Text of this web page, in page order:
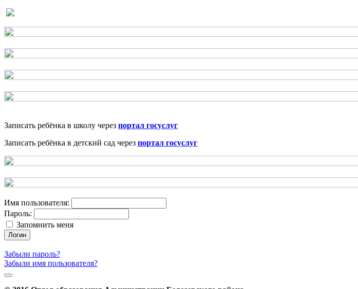
Записать ребёнка в школу через портал госуслуг
Записать ребёнка в детский сад через портал госуслуг
Имя пользователя:
Пароль:
Запомнить меня
Логин
Забыли пароль?
Забыли имя пользователя?